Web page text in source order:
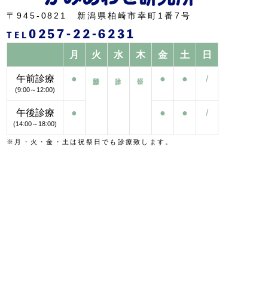
〒945-0821 新潟県柏崎市幸町1番7号
TEL 0257-22-6231
月 火 水 木 金 土 日
午前診療
(9:00～12:00)
● ● ● /
午後診療
(14:00～18:00)
● ● ● /
※月・火・金・土は祝祭日でも診療致します。